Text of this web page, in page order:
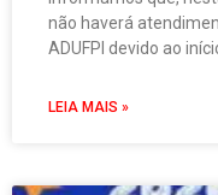
não haverá
ADUFPI devido ao
LEIA MAIS »